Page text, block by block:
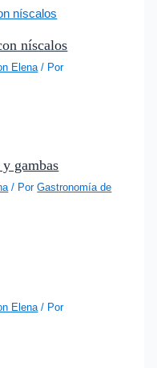
níscalos
Elena / Por
gambas
/ PorGastronomía de
Elena / Por